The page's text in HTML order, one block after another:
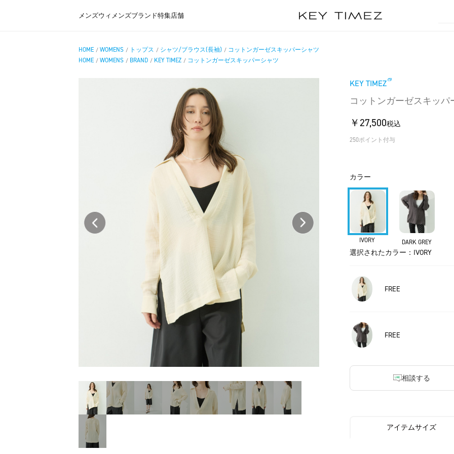
メンズウィメンズブランド特集店舗
HOME / WOMENS / トップス / シャツ/ブラウス(長袖) / コットンガーゼスキッパーシャツ
HOME / WOMENS / BRAND / KEY TIMEZ / コットンガーゼスキッパーシャツ
KEY TIMEZ
コットンガーゼスキッパ
￥27,500税込
250ポイント付与
カラー
IVORY DARK GREY
選択されたカラー：IVORY
FREE
FREE
相談する
アイテムサイズ